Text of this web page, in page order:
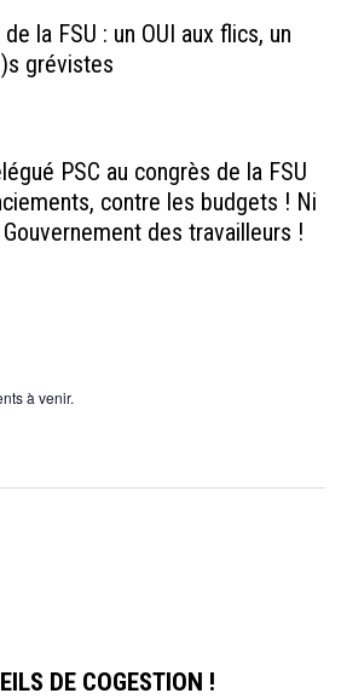
la FSU : un OUI aux flics, un
grévistes
PSC au congrès de la FSU
contre les budgets ! Ni
des travailleurs !
à venir.
DE COGESTION !